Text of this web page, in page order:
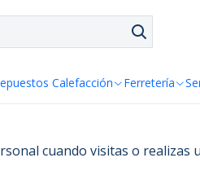
Calefacción Ferretería
cuando visitas o realizas